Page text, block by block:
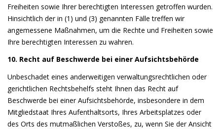
Freiheiten sowie Ihrer berechtigten Interessen getroffen wurden.
Hinsichtlich der in (1) und (3) genannten Fälle treffen wir
angemessene Maßnahmen, um die Rechte und Freiheiten sowie
Ihre berechtigten Interessen zu wahren.
10. Recht auf Beschwerde bei einer Aufsichtsbehörde
Unbeschadet eines anderweitigen verwaltungsrechtlichen oder
gerichtlichen Rechtsbehelfs steht Ihnen das Recht auf
Beschwerde bei einer Aufsichtsbehörde, insbesondere in dem
Mitgliedstaat Ihres Aufenthaltsorts, Ihres Arbeitsplatzes oder
des Orts des mutmaßlichen Verstoßes, zu, wenn Sie der Ansicht